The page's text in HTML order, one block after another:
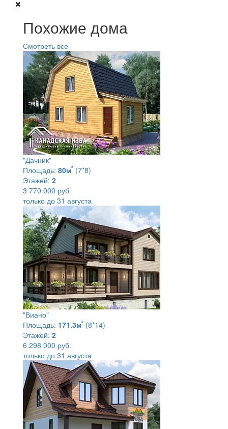
Похожие дома
Смотреть все
"Дачник"
Площадь: 80м² (7*8)
Этажей: 2
3 770 000 руб.
только до 31 августа
"Виано"
Площадь: 171.3м² (8*14)
Этажей: 2
6 298 000 руб.
только до 31 августа